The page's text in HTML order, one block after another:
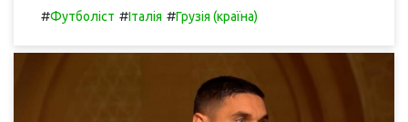
#Футболіст #Італія #Грузія (країна)